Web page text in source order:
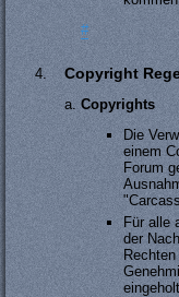
#
Copyright
Copyrights
Die
einem
Forum
Für alle
der